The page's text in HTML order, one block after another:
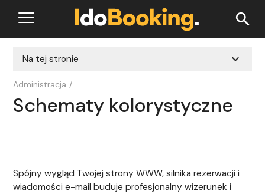
search
Na tej stronie expand_more
Administracja /
Schematy kolorystyczne
Spójny wygląd Twojej strony WWW, silnika rezerwacji i
wiadomości e-mail buduje profesjonalny wizerunek i